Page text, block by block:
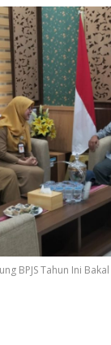
BPJS Tahun Ini